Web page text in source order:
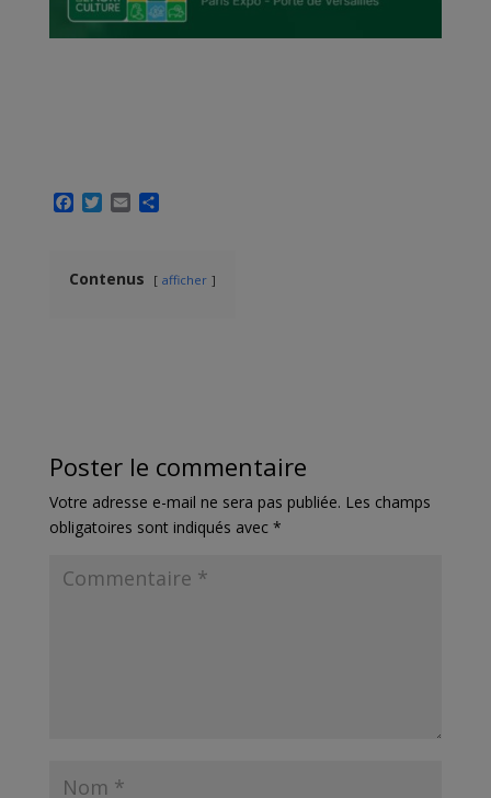
F
b
T
t
E
l
P
a
Contenus afficher
Poster le commentaire
Votre adresse e-mail ne sera pas publiée. Les champs
obligatoires sont indiqués avec *